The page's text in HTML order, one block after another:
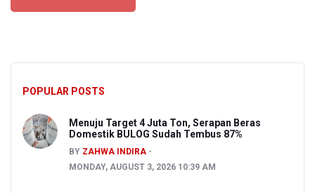
POPULAR POSTS
Menuju Target 4 Juta Ton, Serapan Beras
Domestik BULOG Sudah Tembus 87%
BY ZAHWA INDIRA
MONDAY, AUGUST 3, 2026 10:39 AM